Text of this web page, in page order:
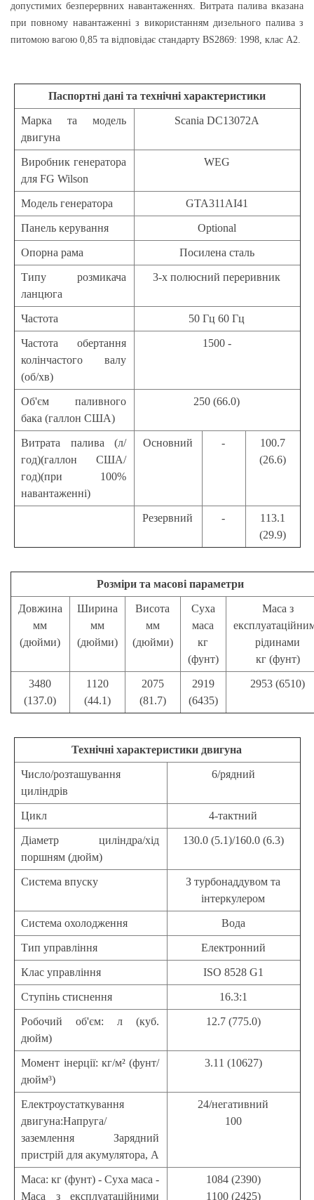
допустимих безперервних навантаженнях. Витрата палива вказана
при повному навантаженні з використанням дизельного палива з
питомою вагою 0,85 та відповідає стандарту BS2869: 1998, клас А2.
Паспортні дані та технічні характеристики
Марка та модель
двигуна
Scania DC13072A
Виробник генератора
для FG Wilson
WEG
Модель генератора GTA311AI41
Панель керування Optional
Опорна рама Посилена сталь
Типу розмикача
ланцюга
3-х полюсний переривник
Частота 50 Гц 60 Гц
Частота обертання
колінчастого валу
(об/хв)
1500 -
Об'єм паливного
бака (галлон США)
250 (66.0)
Витрата палива (л/
год)(галлон США/
год)(при 100%
навантаженні)
Основний -
100.7
(26.6)
Резервний -
113.1
(29.9)
Розміри та масові параметри
Довжина
мм
(дюйми)
Ширина
мм
(дюйми)
Висота
мм
(дюйми)
Суха
маса
кг
(фунт)
Маса з
рідинами
кг (фунт)
3480
(137.0)
1120
(44.1)
2075
(81.7)
2919
(6435)
2953 (6510)
Технічні характеристики двигуна
Число/розташування
циліндрів
6/рядний
Цикл 4-тактний
Діаметр циліндра/хід
поршням (дюйм)
130.0 (5.1)/160.0 (6.3)
Система впуску
З турбонаддувом та
інтеркулером
Система охолодження Вода
Тип управління Електронний
Клас управління ISO 8528 G1
Ступінь стиснення 16.3:1
Робочий об'єм: л (куб.
дюйм)
12.7 (775.0)
Момент інерції: кг/м² (фунт/
дюйм³)
3.11 (10627)
Електроустаткування
двигуна:Напруга/
заземлення Зарядний
пристрій для акумулятора, А
24/негативний
100
Маса: кг (фунт) - Суха маса -
Маса з експлуатаційними
1084 (2390)
1100 (2425)